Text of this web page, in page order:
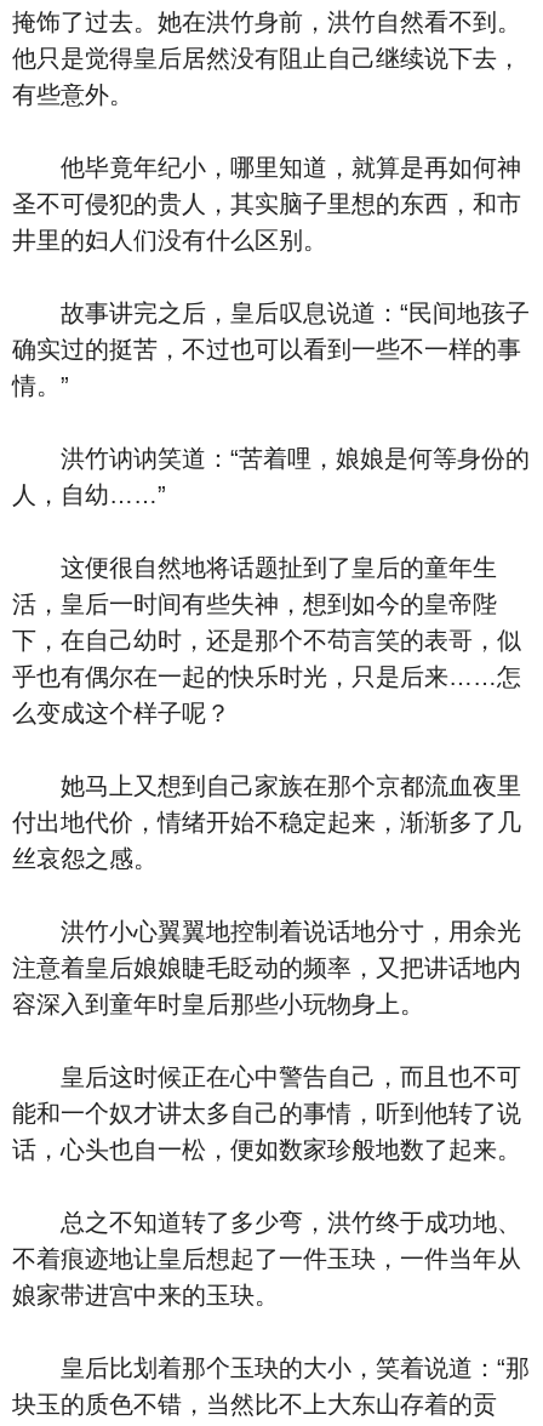
掩饰了过去。她在洪竹身前，洪竹自然看不到。
他只是觉得皇后居然没有阻止自己继续说下去，
有些意外。
他毕竟年纪小，哪里知道，就算是再如何神
圣不可侵犯的贵人，其实脑子里想的东西，和市
井里的妇人们没有什么区别。
故事讲完之后，皇后叹息说道：“民间地孩子
确实过的挺苦，不过也可以看到一些不一样的事
情。”
洪竹讷讷笑道：“苦着哩，娘娘是何等身份的
人，自幼……”
这便很自然地将话题扯到了皇后的童年生
活，皇后一时间有些失神，想到如今的皇帝陛
下，在自己幼时，还是那个不苟言笑的表哥，似
乎也有偶尔在一起的快乐时光，只是后来……怎
么变成这个样子呢？
她马上又想到自己家族在那个京都流血夜里
付出地代价，情绪开始不稳定起来，渐渐多了几
丝哀怨之感。
洪竹小心翼翼地控制着说话地分寸，用余光
注意着皇后娘娘睫毛眨动的频率，又把讲话地内
容深入到童年时皇后那些小玩物身上。
皇后这时候正在心中警告自己，而且也不可
能和一个奴才讲太多自己的事情，听到他转了说
话，心头也自一松，便如数家珍般地数了起来。
总之不知道转了多少弯，洪竹终于成功地、
不着痕迹地让皇后想起了一件玉玦，一件当年从
娘家带进宫中来的玉玦。
皇后比划着那个玉玦的大小，笑着说道：“那
块玉的质色不错，当然比不上大东山存着的贡